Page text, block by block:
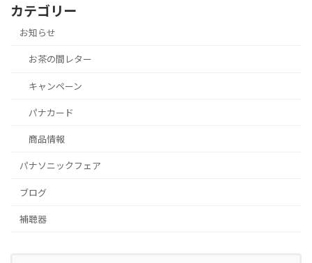
カテゴリー
お知らせ
お茶の間レター
キャンペーン
パナカード
商品情報
パナソニックフェア
ブログ
補聴器